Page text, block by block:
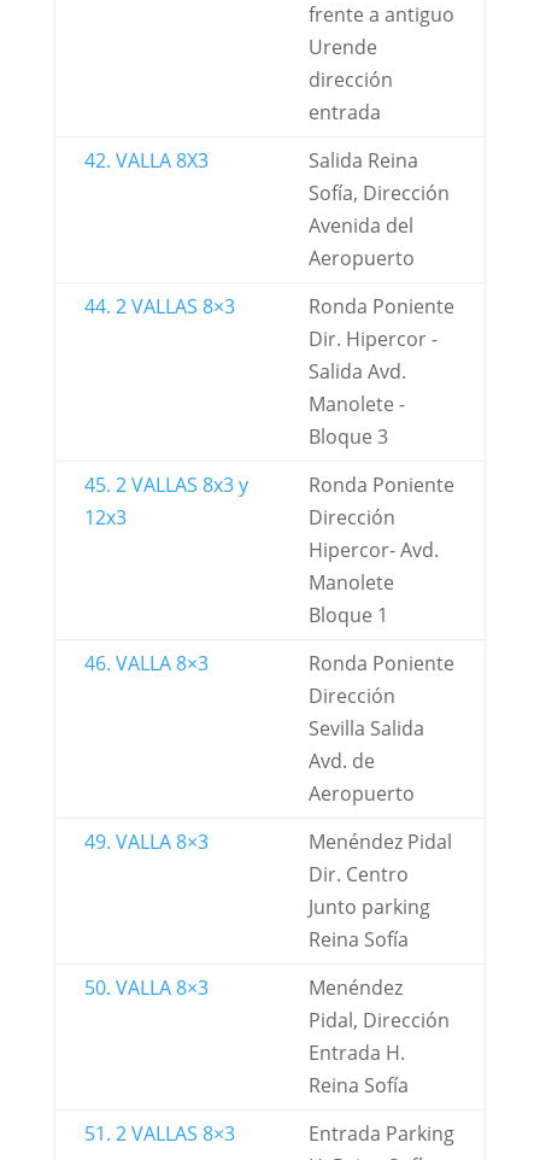
frente a antiguo
Urende
dirección
entrada
42. VALLA 8X3
Salida Reina
Sofía, Dirección
Avenida del
Aeropuerto
44. 2 VALLAS 8×3
Ronda Poniente
Dir. Hipercor -
Salida Avd.
Manolete -
Bloque 3
45. 2 VALLAS 8x3 y
12x3
Ronda Poniente
Dirección
Hipercor- Avd.
Manolete
Bloque 1
46. VALLA 8×3
Ronda Poniente
Dirección
Sevilla Salida
Avd. de
Aeropuerto
49. VALLA 8×3
Menéndez Pidal
Dir. Centro
Junto parking
Reina Sofía
50. VALLA 8×3
Menéndez
Pidal, Dirección
Entrada H.
Reina Sofía
51. 2 VALLAS 8×3
Entrada Parking